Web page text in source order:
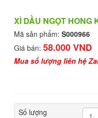
XÌ DẦU NGỌT HONG
Mã sản phẩm: S000966
Giá bán: 58.000 VND
Mua số lượng liên hệ
Số lượng